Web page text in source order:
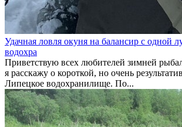
Удачная ловля окуня на балансир с одной
водохра
Приветствую всех любителей зимней
я расскажу о короткой, но очень
Липецкое водохранилище. По...